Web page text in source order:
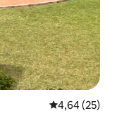
Gemiddelde
4,64 (25)